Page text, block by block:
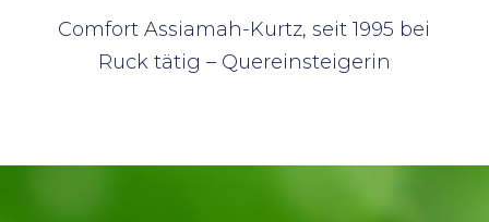
Comfort Assiamah-Kurtz, seit 1995 bei
Ruck tätig – Quereinsteigerin